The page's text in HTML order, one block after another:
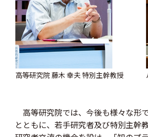
高等研究院 藤木 幸夫 特別主幹教授
高等研究院では、今後も様々な形
とともに、若手研究者及び特別主幹